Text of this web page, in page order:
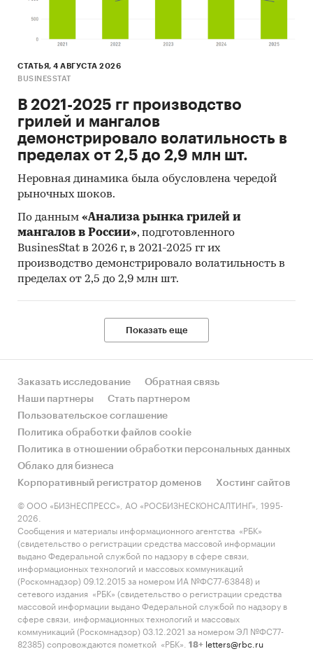
СТАТЬЯ, 4 АВГУСТА 2026
BUSINESSTAT
В 2021-2025 гг производство
грилей и мангалов
демонстрировало волатильность в
пределах от 2,5 до 2,9 млн шт.
Неровная динамика была обусловлена чередой
рыночных шоков.
По данным «Анализа рынка грилей и
мангалов в России», подготовленного
BusinesStat в 2026 г, в 2021-2025 гг их
производство демонстрировало волатильность в
пределах от 2,5 до 2,9 млн шт.
Показать еще
Заказать исследование
Обратная связь
Наши партнеры
Стать партнером
Пользовательское соглашение
Политика обработки файлов cookie
Политика в отношении обработки персональных данных
Облако для бизнеса
Корпоративный регистратор доменов
Хостинг сайтов
© ООО «БИЗНЕСПРЕСС», АО «РОСБИЗНЕСКОНСАЛТИНГ», 1995-
2026.
Сообщения и материалы информационного агентства «РБК»
(свидетельство о регистрации средства массовой информации
выдано Федеральной службой по надзору в сфере связи,
информационных технологий и массовых коммуникаций
(Роскомнадзор) 09.12.2015 за номером ИА №ФС77-63848) и
сетевого издания «РБК» (свидетельство о регистрации средства
массовой информации выдано Федеральной службой по надзору в
сфере связи, информационных технологий и массовых
коммуникаций (Роскомнадзор) 03.12.2021 за номером ЭЛ №ФС77-
82385) сопровождаются пометкой «РБК».
18+ letters@rbc.ru